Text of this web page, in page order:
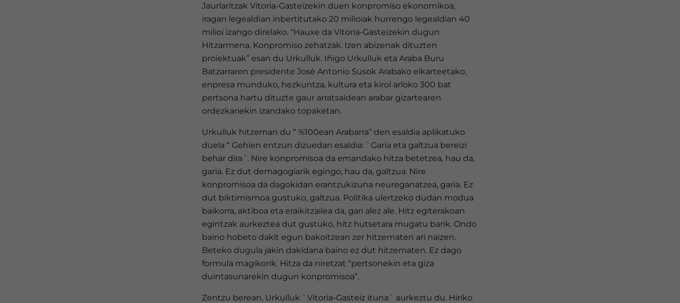
Jaurlaritzak Vitoria-Gasteizekin duen konpromiso ekonomikoa,
iragan legealdian inbertitutako 20 milioiak hurrengo legealdian 40
milioi izango direlako. “Hauxe da Vitoria-Gasteizekin dugun
Hitzarmena. Konpromiso zehatzak. Izen abizenak dituzten
proiektuak” esan du Urkulluk. Iñigo Urkulluk eta Araba Buru
Batzarraren presidente José Antonio Susok Arabako elkarteetako,
enpresa munduko, hezkuntza, kultura eta kirol arloko 300 bat
pertsona hartu dituzte gaur arratsaldean arabar gizartearen
ordezkariekin izandako topaketan.
Urkulluk hitzeman du “ %100ean Arabarra” den esaldia aplikatuko
duela “ Gehien entzun dizuedan esaldia: `Garia eta galtzua bereizi
behar dira´. Nire konpromisoa da emandako hitza betetzea, hau da,
garia. Ez dut demagogiarik egingo, hau da, galtzua. Nire
konpromisoa da dagokidan erantzukizuna neureganatzea, garia. Ez
dut biktimismoa gustuko, galtzua. Politika ulertzeko dudan modua
baikorra, aktiboa eta eraikitzailea da, gari alez ale. Hitz egiterakoan
egintzak aurkeztea dut gustuko, hitz hutsetara mugatu barik. Ondo
baino hobeto dakit egun bakoitzean zer hitzematen ari naizen.
Beteko dugula jakin dakidana baino ez dut hitzematen. Ez dago
formula magikorik. Hitza da niretzat “pertsonekin eta giza
duintasunarekin dugun konpromisoa”.
Zentzu berean, Urkulluk `Vitoria-Gasteiz ituna´ aurkeztu du. Hiriko